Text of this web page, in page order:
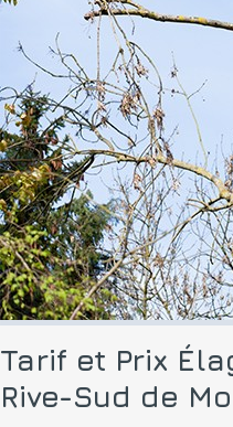
Tarif et Prix
Rive-Sud de